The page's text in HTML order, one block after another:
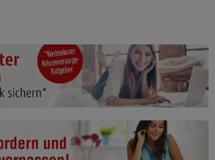
Cookies
anzeigen
(1) Funktionale
Cookies